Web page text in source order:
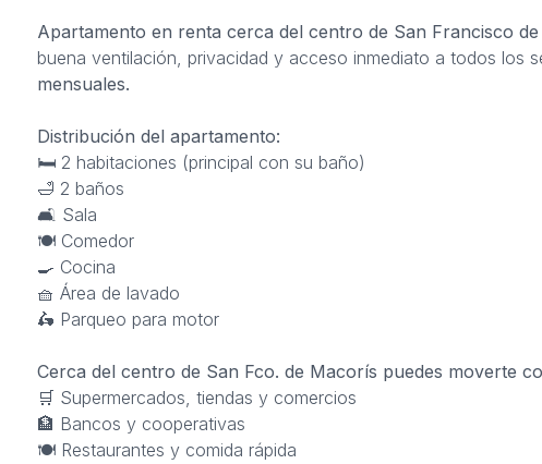
Apartamento en renta cerca del centro de San Francisco
buena ventilación, privacidad y acceso inmediato a todos los
mensuales.
Distribución del apartamento:
🛏️ 2 habitaciones (principal con su baño)
🛁 2 baños
🛋️ Sala
🍽️ Comedor
🍳 Cocina
🧺 Área de lavado
🛵 Parqueo para motor
Cerca del centro de San Fco. de Macorís puedes moverte
🛒 Supermercados, tiendas y comercios
🏦 Bancos y cooperativas
🍽️ Restaurantes y comida rápida